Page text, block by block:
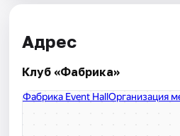
Адрес
Клуб «Фабрика»